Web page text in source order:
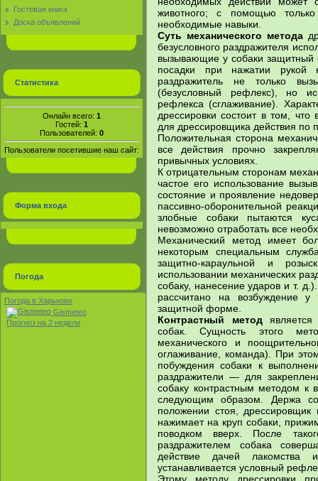
Гостевая книга
Доска объявлений
Статистика
Онлайн всего: 1
Гостей: 1
Пользователей: 0
Пользователи посетившие наш сайт:
Форма входа
Погода
Погода в Харькове
Gismeteo
Прогноз на 2 недели
животного; с помощью
необходимые навыки.
Суть механического метода
безусловного раздражителя
вызывающие у собаки
посадки при нажатии рукой
раздражитель не только
(безусловный рефлекс), но
рефлекса (сглаживание).
дрессировки состоит в том,
для дрессировщика действия по
Положительная сторона
все действия прочно
привычных условиях.
К отрицательным сторонам
частое его использование
состояние и проявление
пассивно-оборонительной
злобные собаки пытаются
невозможно отработать все
Механический метод имеет
некоторым специальным
защитно-караульной и
использовании механических
собаку, нанесение ударов и т.
рассчитано на возбуждение у
защитной форме.
Контрастный методявляется
собак. Сущность этого
механического и
оглаживание, команда). При
побуждения собаки к
раздражители — для
собаку контрастным методом к
следующим образом. Держа
положении стоя,
нажимает на круп собаки,
поводком вверх. После
раздражителем собака
действие дачей лакомства
устанавливается условный